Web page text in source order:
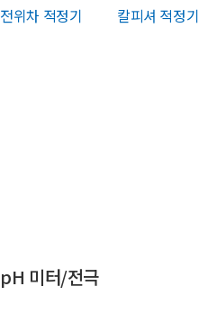
전위차 적정기 칼피셔 적정기
pH 미터/전극